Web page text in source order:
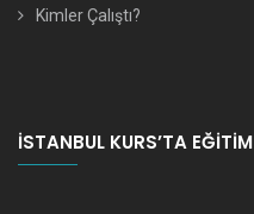
Kimler Çalıştı?
İSTANBUL KURS’TA EĞITIM